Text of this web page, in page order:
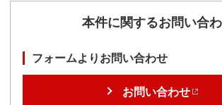
本件に関するお問い合
フォームよりお問い合わせ
お問い合わせ